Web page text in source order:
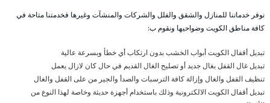
نوفر خدماتنا للمنازل والشقق والفلل والشركات والمنشآت وغيرها فخدمتنا متاحة في
كافة مناطق الكويت وضواحيها ونقوم ب:
تبديل أقفال الكويت أبواب الخشب بدون ارتكاب أي خطأ وبسرعة عالية
تبديل غال القفل بغال جديد أو تصليح الغال القديم في حال كان لازال يعمل
تنظيف القفل والغال وإزالة كافة الترسبات والصدأ والجير من على القفل والغال
تبديل أقفال الكويت الالكترونية وذلك باستخدام أجهزة حديثة وخاصة لهذا النوع من